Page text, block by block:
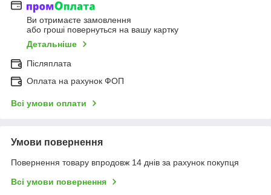
Ви отримаєте замовлення
або гроші повернуться на вашу картку
Детальніше
Післяплата
Оплата на рахунок ФОП
Всі умови оплати
Умови повернення
Повернення товару впродовж 14 днів за рахунок покупця
Всі умови повернення